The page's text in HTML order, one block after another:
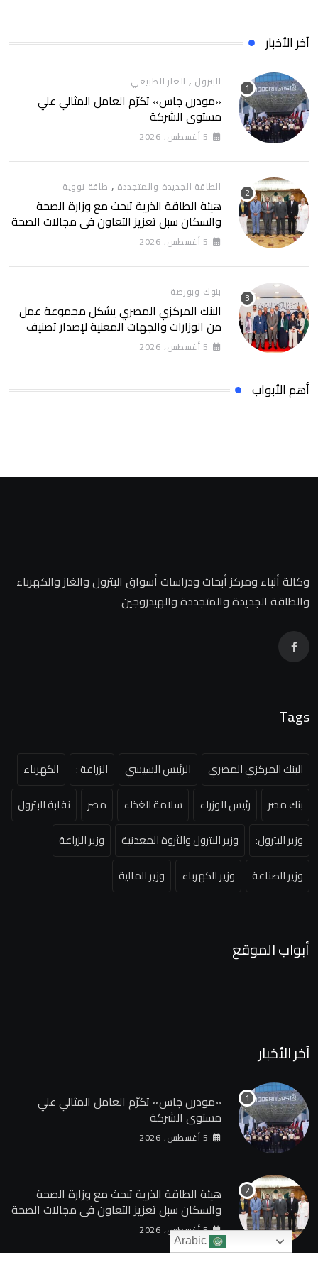
آخر الأخبار
البترول , الغاز الطبيعي
«مودرن جاس» تكرّم العامل المثالي علي
مستوي الشركة
5 أغسطس، 2026
الطاقة الجديدة والمتجددة , طاقة نووية
هيئة الطاقة الذرية تبحث مع وزارة الصحة
والسكان سبل تعزيز التعاون في مجالات الصحة
والعلاج الإشعاعي
5 أغسطس، 2026
بنوك وبورصة
البنك المركزي المصري يشكل مجموعة عمل
من الوزارات والجهات المعنية لإصدار تصنيف
التمويل المستدام التصنيف يساهم في تعزيز
ثقة المستثمرين وخلق بيئة أكثر جاذبية
5 أغسطس، 2026
أهم الأبواب
وكالة أنباء ومركز أبحاث ودراسات أسواق البترول والغاز والكهرباء
والطاقة الجديدة والمتجددة والهيدروجين
Tags
البنك المركزي المصري الرئيس السيسي الزراعة :
الكهرباء
بنك مصر
رئيس الوزراء سلامة الغذاء مصر
نقابة البترول
وزير البترول:
وزير البترول والثروة المعدنية
وزير الزراعة
وزير الصناعة
وزير الكهرباء وزير المالية
أبواب الموقع
آخر الأخبار
«مودرن جاس» تكرّم العامل المثالي علي
مستوي الشركة
5 أغسطس، 2026
هيئة الطاقة الذرية تبحث مع وزارة الصحة
والسكان سبل تعزيز التعاون في مجالات الصحة
والعلاج الإشعاعي
5 أغسطس، 2026